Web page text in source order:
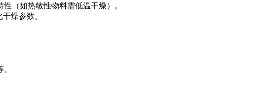
（如热敏性物料需低温干燥）。
燥参数。